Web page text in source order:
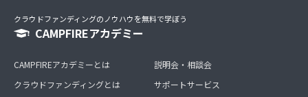
クラウドファンディングのノウハウを無料で学ぼう
CAMPFIREアカデミー
CAMPFIREアカデミーとは
クラウドファンディングとは
説明会・相談会
サポートサービス